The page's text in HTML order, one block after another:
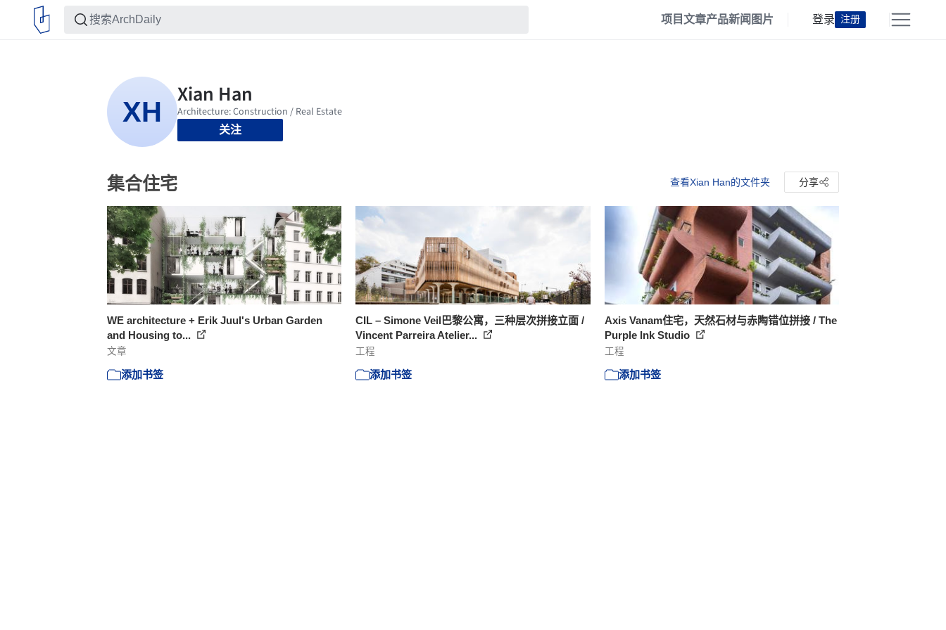
项目文章产品新闻 图片 登录 注册
关注
集合住宅 查看Xian Han的文件夹 分享
WE architecture + Erik Juul's Urban Garden
and Housing to...
文章
添加书签
CIL – Simone Veil巴黎公寓，三种层次拼接立面 /
Vincent Parreira Atelier...
工程
添加书签
Axis Vanam住宅，天然石材与赤陶错位拼接 / The
Purple Ink Studio
工程
添加书签